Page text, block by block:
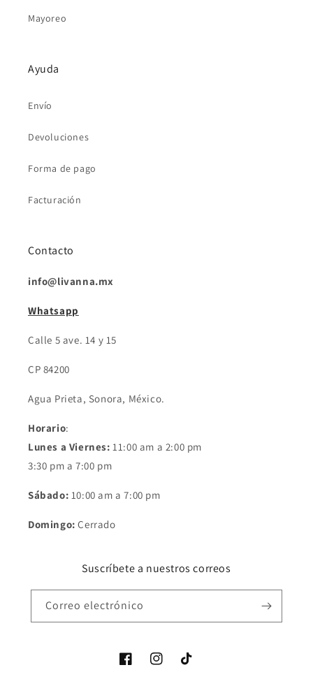
Mayoreo
Ayuda
Envío
Devoluciones
Forma de pago
Facturación
Contacto
info@livanna.mx
Whatsapp
Calle 5 ave. 14 y 15
CP 84200
Agua Prieta, Sonora, México.
Horario:
Lunes a Viernes: 11:00 am a 2:00 pm
3:30 pm a 7:00 pm
Sábado: 10:00 am a 7:00 pm
Domingo: Cerrado
Suscríbete a nuestros correos
Correo electrónico
FacebookInstagramTikTok